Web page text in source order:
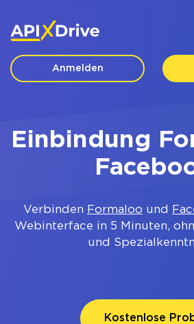
Anmelden
Einbindung
Verbinden Formaloo und
Webinterface in 5 Minuten,
und
Kostenlose